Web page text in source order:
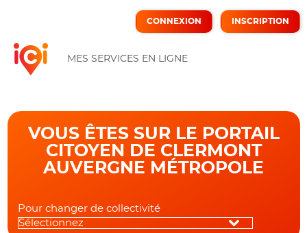
ICI
MES SERVICES EN LIGNE
CONNEXION INSCRIPTION
VOUS ÊTES SUR LE PORTAIL
CITOYEN DE CLERMONT
AUVERGNE MÉTROPOLE
Pour changer de collectivité